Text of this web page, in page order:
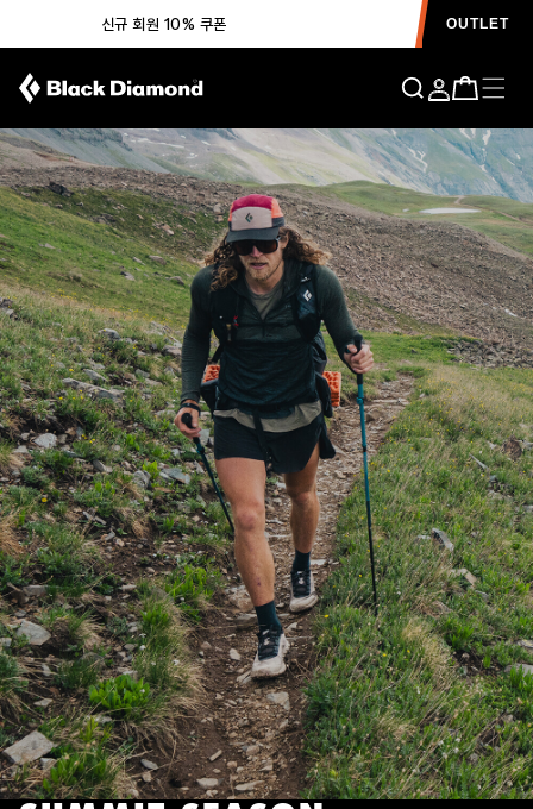
신규 회원 10% 쿠폰 OUTLET